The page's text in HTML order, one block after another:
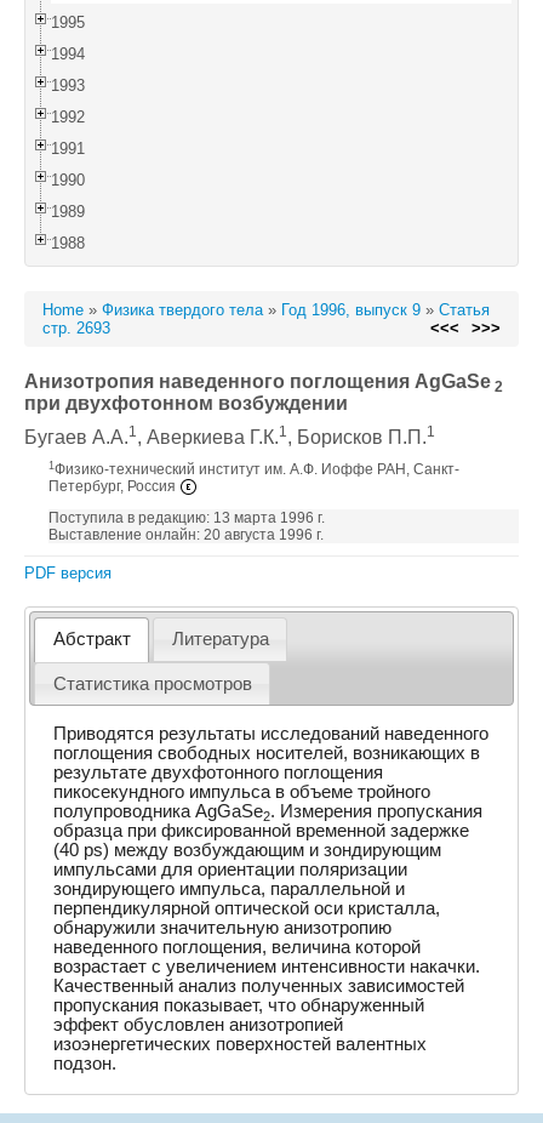
1995
1994
1993
1992
1991
1990
1989
1988
Home » Физика твердого тела» Год 1996, выпуск 9 » Статья
стр. 2693
<<< >>>
Анизотропия наведенного поглощения AgGaSe 2
при двухфотонном возбуждении
Бугаев А.А.1, Аверкиева Г.К.1, Борисков П.П.1
1 Физико-технический институт им. А.Ф. Иоффе РАН, Санкт-
Петербург, Россия
Поступила в редакцию: 13 марта 1996 г.
Выставление онлайн: 20 августа 1996 г.
PDF версия
Абстракт Литература
Статистика просмотров
Приводятся результаты исследований наведенного
поглощения свободных носителей, возникающих в
результате двухфотонного поглощения
пикосекундного импульса в объеме тройного
полупроводника AgGaSe2. Измерения пропускания
образца при фиксированной временной задержке
(40 ps) между возбуждающим и зондирующим
импульсами для ориентации поляризации
зондирующего импульса, параллельной и
перпендикулярной оптической оси кристалла,
обнаружили значительную анизотропию
наведенного поглощения, величина которой
возрастает с увеличением интенсивности накачки.
Качественный анализ полученных зависимостей
пропускания показывает, что обнаруженный
эффект обусловлен анизотропией
изоэнергетических поверхностей валентных
подзон.